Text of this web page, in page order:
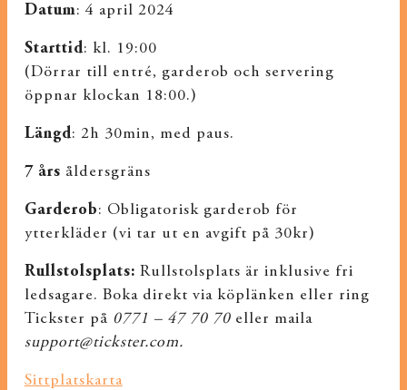
Datum: 4 april 2024
Starttid: kl. 19:00
(Dörrar till entré, garderob och servering
öppnar klockan 18:00.)
Längd: 2h 30min, med paus.
7 års åldersgräns
Garderob: Obligatorisk garderob för
ytterkläder (vi tar ut en avgift på 30kr)
Rullstolsplats: Rullstolsplats är inklusive fri
ledsagare. Boka direkt via köplänken eller ring
Tickster på 0771 – 47 70 70eller maila
support@tickster.com.
Sittplatskarta